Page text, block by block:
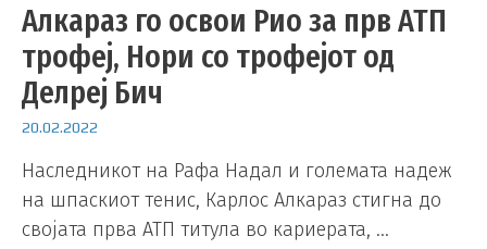
Алкараз го освои Рио за прв АТП
трофеј, Нори со трофејот од
Делреј Бич
20.02.2022
Наследникот на Рафа Надал и големата надеж
на шпаскиот тенис, Карлос Алкараз стигна до
својата прва АТП титула во кариерата, …